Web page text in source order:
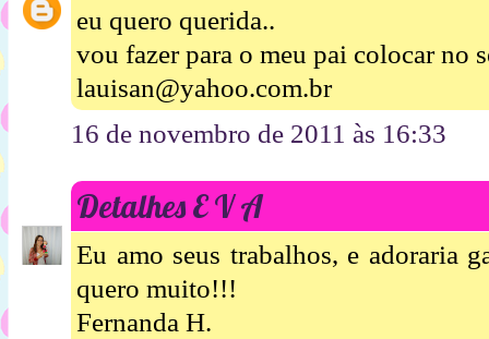
eu quero querida..
vou fazer para o meu pai colocar no
lauisan@yahoo.com.br
16 de novembro de 2011 às 16:33
Detalhes E V A
Eu amo seus trabalhos, e adoraria
quero muito!!!
Fernanda H.